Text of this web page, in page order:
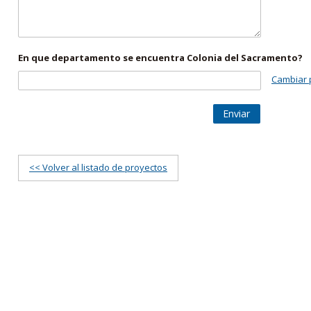
En que departamento se encuentra Colonia del Sacramento?
Cambiar
Enviar
<< Volver al listado de proyectos